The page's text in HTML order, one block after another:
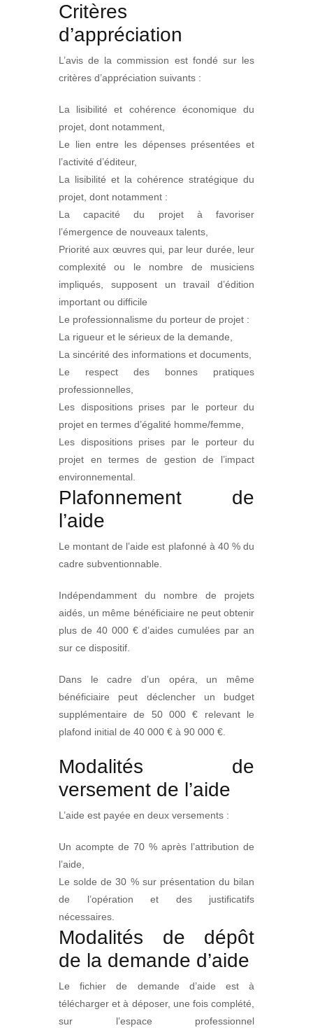
Critères
d’appréciation
L’avis de la commission est fondé sur les
critères d’appréciation suivants :
La lisibilité et cohérence économique du
projet, dont notamment,
Le lien entre les dépenses présentées et
l’activité d’éditeur,
La lisibilité et la cohérence stratégique du
projet, dont notamment :
La capacité du projet à favoriser
l’émergence de nouveaux talents,
Priorité aux œuvres qui, par leur durée, leur
complexité ou le nombre de musiciens
impliqués, supposent un travail d’édition
important ou difficile
Le professionnalisme du porteur de projet :
La rigueur et le sérieux de la demande,
La sincérité des informations et documents,
Le respect des bonnes pratiques
professionnelles,
Les dispositions prises par le porteur du
projet en termes d’égalité homme/femme,
Les dispositions prises par le porteur du
projet en termes de gestion de l’impact
environnemental.
Plafonnement de
l’aide
Le montant de l’aide est plafonné à 40 % du
cadre subventionnable.
Indépendamment du nombre de projets
aidés, un même bénéficiaire ne peut obtenir
plus de 40 000 € d’aides cumulées par an
sur ce dispositif.
Dans le cadre d’un opéra, un même
bénéficiaire peut déclencher un budget
supplémentaire de 50 000 € relevant le
plafond initial de 40 000 € à 90 000 €.
Modalités de
versement de l’aide
L’aide est payée en deux versements :
Un acompte de 70 % après l’attribution de
l’aide,
Le solde de 30 % sur présentation du bilan
de l’opération et des justificatifs
nécessaires.
Modalités de dépôt
de la demande d’aide
Le fichier de demande d’aide est à
télécharger et à déposer, une fois complété,
sur l’espace professionnel